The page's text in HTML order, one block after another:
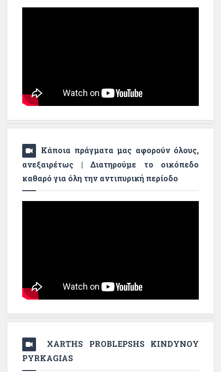
Κάποια πράγματα μας αφορούν όλους,
ανεξαιρέτως | Διατηρούμε το οικόπεδο
καθαρό για όλη την αντιπυρική περίοδο
XARTHS PROBLEPSHS KINDYNOY
PYRKAGIAS